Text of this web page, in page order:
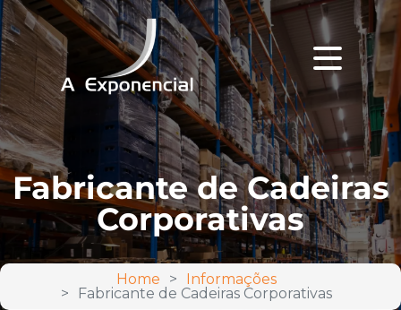
Fabricante de Cadeiras
Corporativas
Home
Informações
Fabricante de Cadeiras Corporativas